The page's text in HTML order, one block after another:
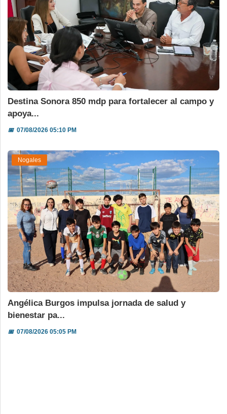
Destina Sonora 850 mdp para fortalecer al campo y
apoya...
📅07/08/2026 05:10 PM
Nogales
Angélica Burgos impulsa jornada de salud y
bienestar pa...
📅07/08/2026 05:05 PM